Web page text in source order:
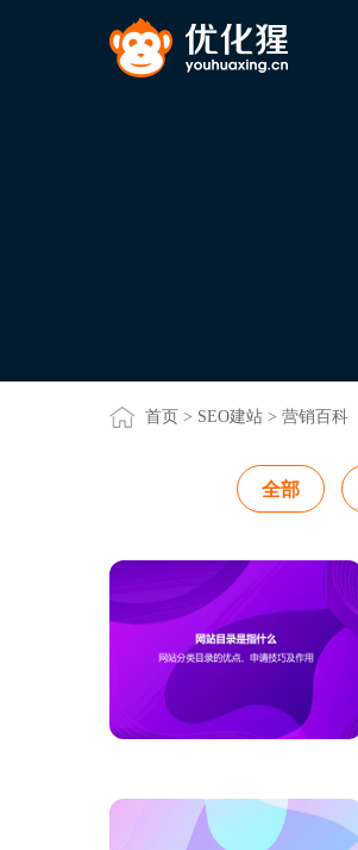
首页 > SEO建站 > 营销百科
全部